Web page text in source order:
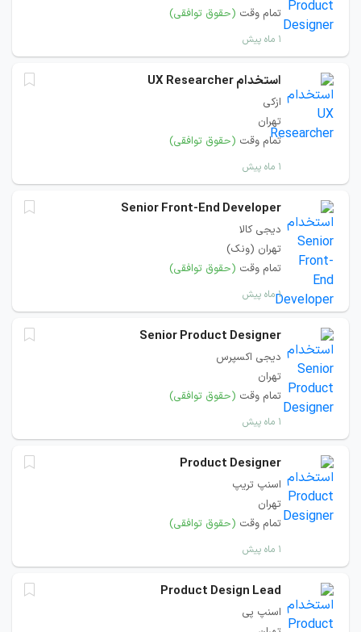
تمام وقت (حقوق توافقی)
۱ ماه پیش
استخدام UX Researcher
ازکی
تهران
تمام وقت (حقوق توافقی)
۱ ماه پیش
Senior Front-End Developer
دیجی کالا
تهران (ونک)
تمام وقت (حقوق توافقی)
۱ ماه پیش
Senior Product Designer
دیجی‌ اکسپرس
تهران
تمام وقت (حقوق توافقی)
۱ ماه پیش
Product Designer
اسنپ تریپ
تهران
تمام وقت (حقوق توافقی)
۱ ماه پیش
Product Design Lead
اسنپ پی